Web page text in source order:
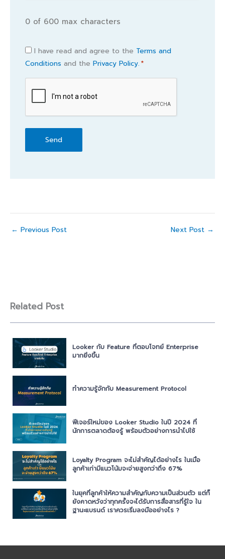
0 of 600 max characters
Consent
*
I have read and agree to the Terms and
Conditions and the Privacy Policy. *
← Previous Post Next Post →
Related Post
Looker กับ Feature ที่ตอบโจทย์ Enterprise
มากยิ่งขึ้น
ทำความรู้จักกับ Measurement Protocol
ฟีเจอร์ใหม่ของ Looker Studio ในปี 2024 ที่
นักการตลาดต้องรู้ พร้อมตัวอย่างการนำไปใช้
Loyalty Program จะไม่สำคัญได้อย่างไร ในเมื่อ
ลูกค้าเก่ามีแนวโน้มจะจ่ายสูงกว่าถึง 67%
ในยุคที่ลูกค้าให้ความสำคัญกับความเป็นส่วนตัว แต่ก็
ยังคาดหวังว่าทุกครั้งจะได้รับการสื่อสารที่รู้ใจ ใน
ฐานะแบรนด์ เราควรเริ่มลงมืออย่างไร ?